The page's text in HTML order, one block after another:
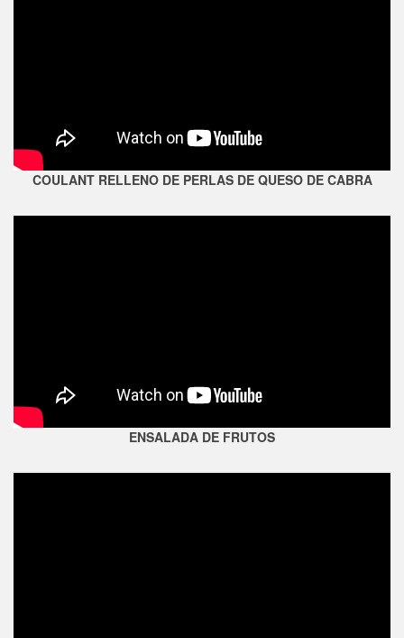
COULANT RELLENO DE PERLAS DE QUESO DE CABRA
ENSALADA DE FRUTOS